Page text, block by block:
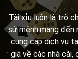
Tài xỉu luôn là trò
sứ mệnh mang đến
cung cấp dịch vụ
giá về các nhà